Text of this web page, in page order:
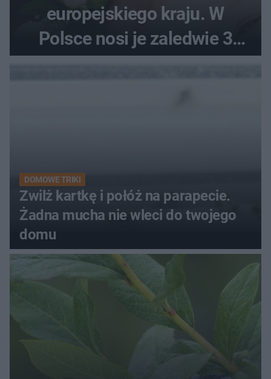
europejskiego kraju. W
Polsce nosi je zaledwie 3
kobiety
DOMOWE TRIKI
Zwilż kartkę i połóż na parapecie.
Żadna mucha nie wleci do twojego
domu